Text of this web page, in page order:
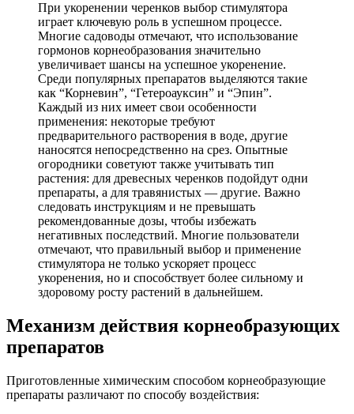
При укоренении черенков выбор стимулятора
играет ключевую роль в успешном процессе.
Многие садоводы отмечают, что использование
гормонов корнеобразования значительно
увеличивает шансы на успешное укоренение.
Среди популярных препаратов выделяются такие
как “Корневин”, “Гетероауксин” и “Эпин”.
Каждый из них имеет свои особенности
применения: некоторые требуют
предварительного растворения в воде, другие
наносятся непосредственно на срез. Опытные
огородники советуют также учитывать тип
растения: для древесных черенков подойдут одни
препараты, а для травянистых — другие. Важно
следовать инструкциям и не превышать
рекомендованные дозы, чтобы избежать
негативных последствий. Многие пользователи
отмечают, что правильный выбор и применение
стимулятора не только ускоряет процесс
укоренения, но и способствует более сильному и
здоровому росту растений в дальнейшем.
Механизм действия корнеобразующих
препаратов
Приготовленные химическим способом корнеобразующие
препараты различают по способу воздействия: